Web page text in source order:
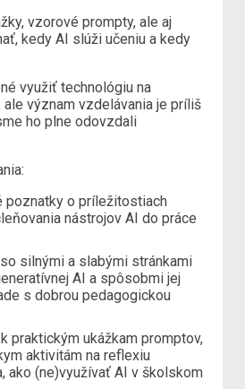
vzorové prompty, ale aj
kedy AI slúži učeniu a kedy
využiť technológiu na
význam vzdelávania je príliš
ho plne odovzdali
poznatky o príležitostiach
nástrojov AI do práce
silnými a slabými stránkami
AI a spôsobmi jej
s dobrou pedagogickou
praktickým ukážkam promptov,
aktivitám na reflexiu
ako (ne)využívať AI v školskom